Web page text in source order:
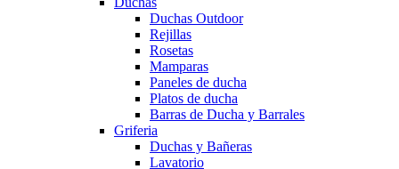
Duchas Outdoor
Rejillas
Rosetas
Mamparas
Paneles de ducha
Platos de ducha
Barras de Ducha y Barrales
Griferia
Duchas y Bañeras
Lavatorio